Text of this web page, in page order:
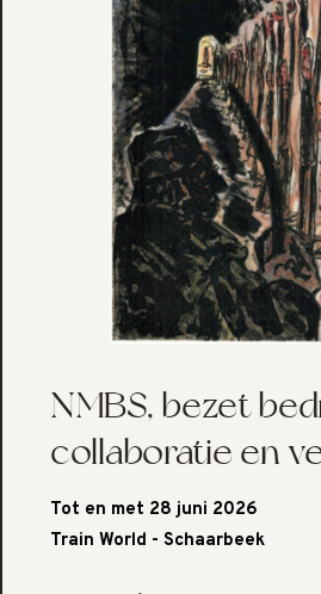
NMBS, bezet
collaboratie en
Tot en met 28 juni 2026
Train World - Schaarbeek